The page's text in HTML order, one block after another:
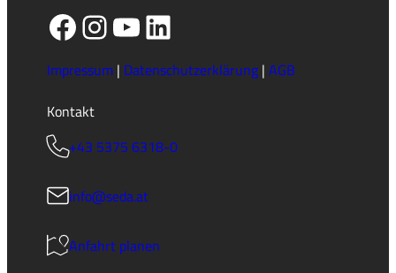
Facebook
Instagram
YouTube
LinkedIn
Impressum| Datenschutzerklärung| AGB
Kontakt
+43 5375 6318-0
info@seda.at
Anfahrt planen